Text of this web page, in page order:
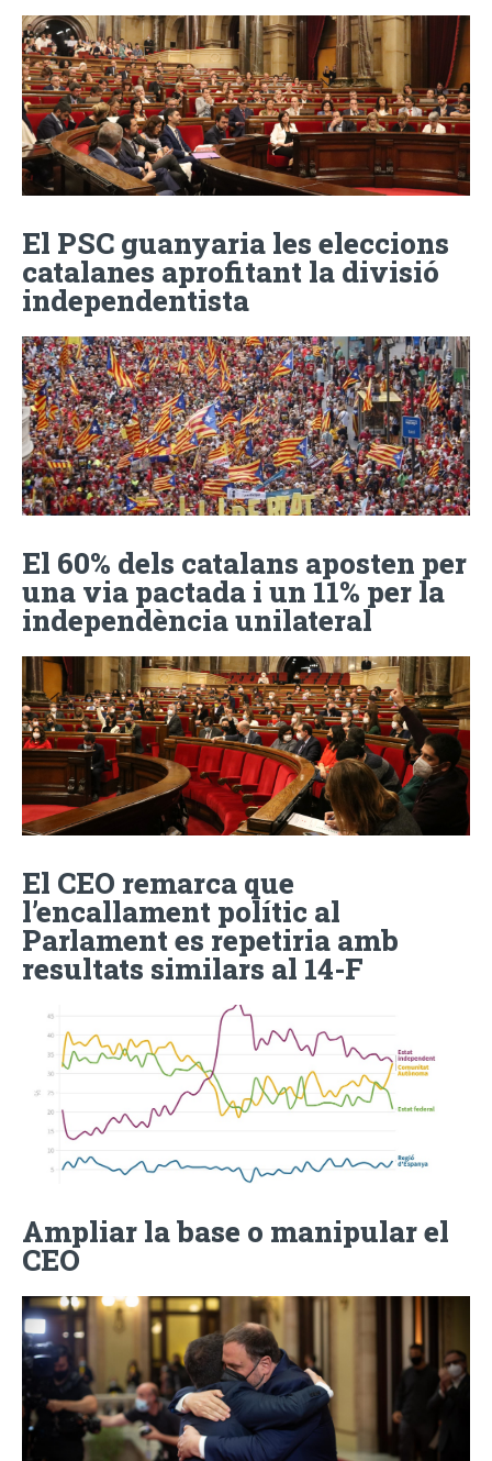
El PSC guanyaria les eleccions
catalanes aprofitant la divisió
independentista
El 60% dels catalans aposten per
una via pactada i un 11% per la
independència unilateral
El CEO remarca que
l’encallament polític al
Parlament es repetiria amb
resultats similars al 14-F
Ampliar la base o manipular el
CEO